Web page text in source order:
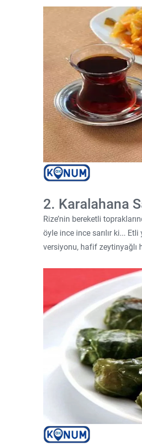
2. Karalahana
Rize’nin bereketli
öyle ince ince sarılır ki...
versiyonu, hafif zeytinyağlı